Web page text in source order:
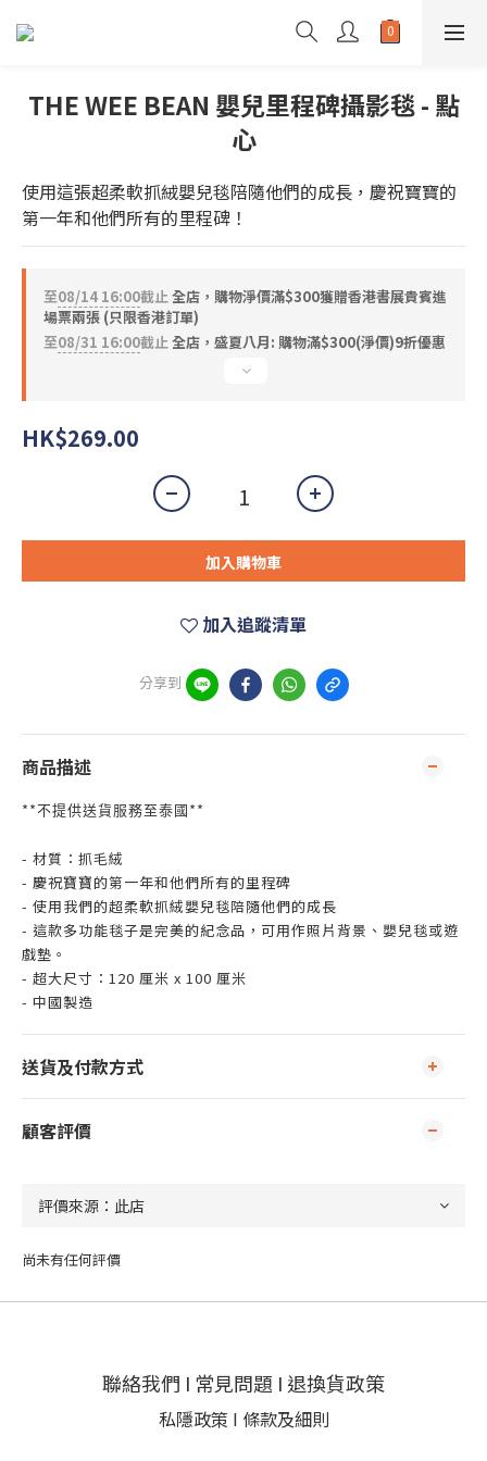
THE WEE BEAN 嬰兒里程碑攝影毯 - 點
心
使用這張超柔軟抓絨嬰兒毯陪隨他們的成長，慶祝寶寶的
第一年和他們所有的里程碑！
至08/14 16:00截止全店，購物淨價滿$300獲贈香港書展貴賓進
場票兩張 (只限香港訂單)
至08/31 16:00截止全店，盛夏八月: 購物滿$300(淨價)9折優惠
HK$269.00
加入購物車
加入追蹤清單
分享到
商品描述
**不提供送貨服務至泰國 **
- 材質：抓毛絨
- 慶祝寶寶的第一年和他們所有的里程碑
- 使用我們的超柔軟抓絨嬰兒毯陪隨他們的成長
- 這款多功能毯子是完美的紀念品，可用作照片背景、嬰兒毯或遊
戲墊。
- 超大尺寸：120 厘米 x 100 厘米
- 中國製造
送貨及付款方式
顧客評價
尚未有任何評價
聯絡我們 I 常見問題 I 退換貨政策
私隱政策 I 條款及細則